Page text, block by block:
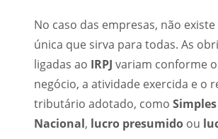
No caso das empresas, não
única que sirva para todas. As
ligadas ao IRPJ variam conforme
negócio, a atividade exercida e o
tributário adotado, como Simples
Nacional, lucro presumidoou